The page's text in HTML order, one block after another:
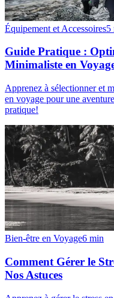
Équipement et Accessoires5
Guide Pratique :
Minimaliste en
Apprenez à sélectionner et
en voyage pour une
pratique!
Bien-être en Voyage6 min
Comment Gérer le
Nos Astuces